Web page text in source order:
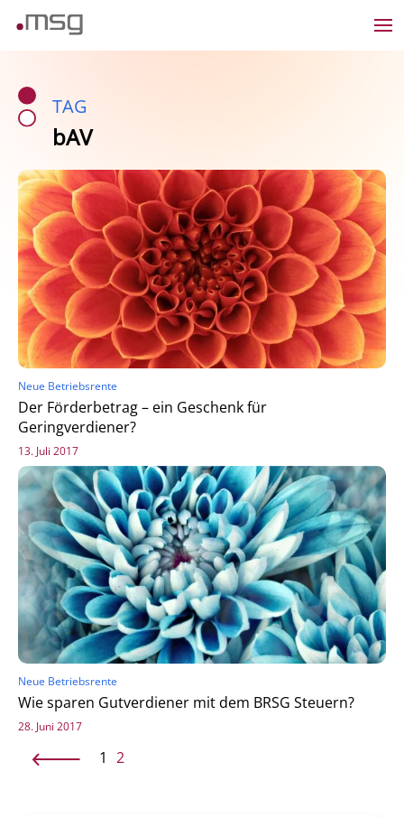
TAG
bAV
Neue Betriebsrente
Der Förderbetrag – ein Geschenk für
Geringverdiener?
13. Juli 2017
Neue Betriebsrente
Wie sparen Gutverdiener mit dem BRSG Steuern?
28. Juni 2017
1 2